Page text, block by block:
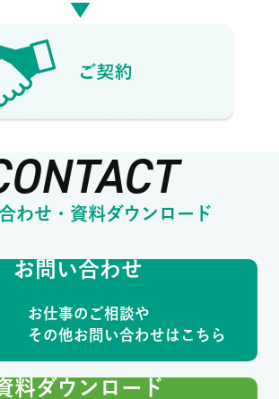
わせ・資料ダウンロード
お問い合わせ
お仕事のご相談や
その他お問い合わせはこちら
料ダウンロード